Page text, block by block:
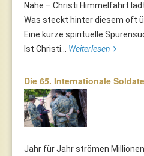
Nähe – Christi Himmelfahrt
Was steckt hinter diesem oft
Eine kurze spirituelle
Ist Christi... Weiterlesen
Die 65. Internationale
Jahr für Jahr strömen